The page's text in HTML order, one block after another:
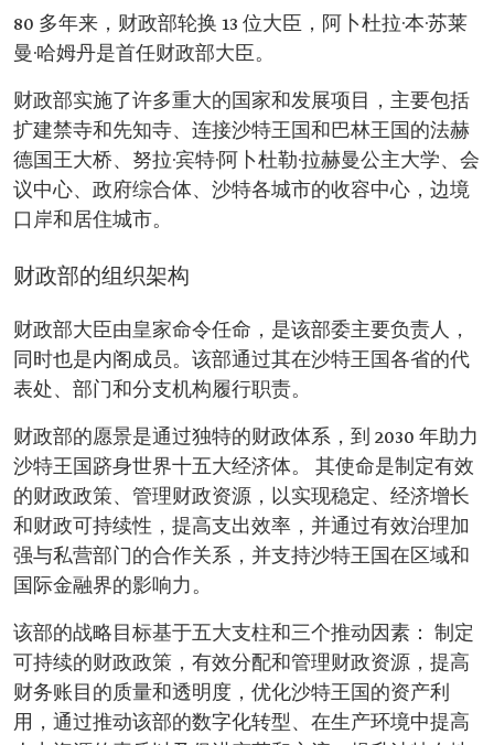
80 多年来，财政部轮换 13 位大臣，阿卜杜拉·本·苏莱
曼·哈姆丹是首任财政部大臣。
财政部实施了许多重大的国家和发展项目，主要包括
扩建禁寺和先知寺、连接沙特王国和巴林王国的法赫
德国王大桥、努拉·宾特·阿卜杜勒·拉赫曼公主大学、会
议中心、政府综合体、沙特各城市的收容中心，边境
口岸和居住城市。
财政部的组织架构
财政部大臣由皇家命令任命，是该部委主要负责人，
同时也是内阁成员。该部通过其在沙特王国各省的代
表处、部门和分支机构履行职责。
财政部的愿景是通过独特的财政体系，到 2030 年助力
沙特王国跻身世界十五大经济体。 其使命是制定有效
的财政政策、管理财政资源，以实现稳定、经济增长
和财政可持续性，提高支出效率，并通过有效治理加
强与私营部门的合作关系，并支持沙特王国在区域和
国际金融界的影响力。
该部的战略目标基于五大支柱和三个推动因素： 制定
可持续的财政政策，有效分配和管理财政资源，提高
财务账目的质量和透明度，优化沙特王国的资产利
用，通过推动该部的数字化转型、在生产环境中提高